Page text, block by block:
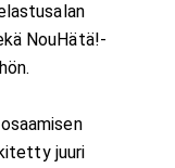
NouHätä!-
juuri